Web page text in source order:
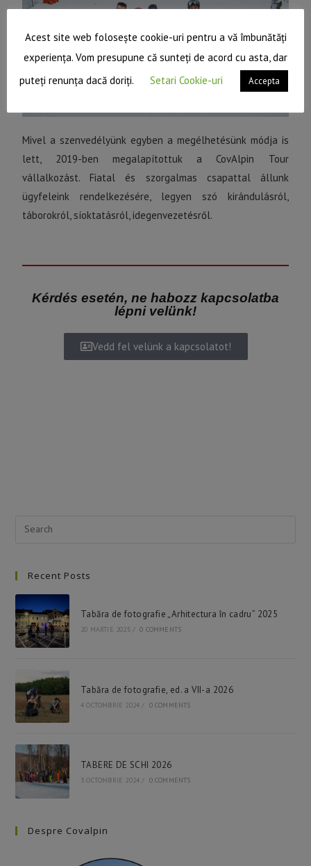
Mivel a szenvedélyünk egyben a megélhetésünk módja is
lett, 2019-ben megalapítottuk a CovAlpin Tour
vállalkozást. Fiatal és szorgalmas csapattal állunk
ügyfeleink rendelkezésére, legyen szó kirándulásról,
táborokról, síoktatásról, idegenvezetésről.
Kérdés esetén, ne habozz kapcsolatba
lépni velünk!
Vedd fel velünk a kapcsolatot!
Recent Posts
Tabăra de fotografie „Arhitectura în cadru” 2025
20 MARTIE 2025 / 0 COMMENTS
Tabăra de fotografie, ed. a VII-a 2026
4 OCTOMBRIE 2024 / 0 COMMENTS
TABERE DE SCHI 2026
3 OCTOMBRIE 2024 / 0 COMMENTS
Despre Covalpin
Acest site web folosește cookie-uri pentru a vă îmbunătăți
experiența. Vom presupune că sunteți de acord cu asta, dar
puteți renunța dacă doriți.
Setari Cookie-uri Accepta